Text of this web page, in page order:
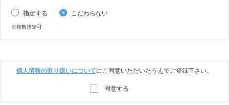
指定する こだわらない
※複数指定可
個人情報の取り扱いについてにご同意いただいたうえでご登録下さい。
同意する